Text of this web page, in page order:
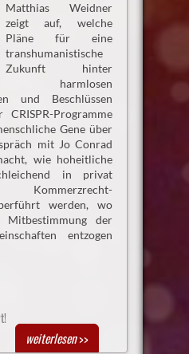
Matthias Weidner
zeigt auf, welche
Pläne für eine
transhumanistische
Zukunft hinter
harmlosen
und Beschlüssen
Programme
Gene über
mit Jo Conrad
wie hoheitliche
in privat
werden, wo
der
entzogen
weiterlesen>>